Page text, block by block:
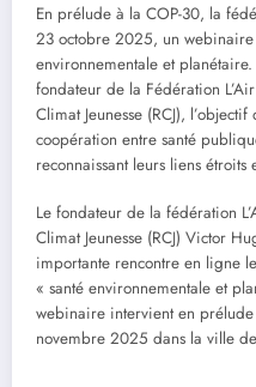
En prélude à la COP-30, la
23 octobre 2025, un webinaire
environnementale et
fondateur de la Fédération
Climat Jeunesse (RCJ),
coopération entre santé
reconnaissant leurs liens
Le fondateur de la fédération
Climat Jeunesse (RCJ) Victor
importante rencontre en ligne
« santé environnementale et
webinaire intervient en
novembre 2025 dans la ville